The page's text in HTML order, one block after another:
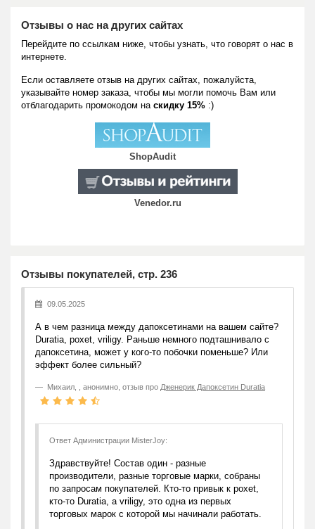
Отзывы о нас на других сайтах
Перейдите по ссылкам ниже, чтобы узнать, что говорят о нас в
интернете.
Если оставляете отзыв на других сайтах, пожалуйста,
указывайте номер заказа, чтобы мы могли помочь Вам или
отблагодарить промокодом на скидку 15% :)
ShopAudit
Venedor.ru
Отзывы покупателей, стр. 236
09.05.2025
А в чем разница между дапоксетинами на вашем сайте?
Duratia, poxet, vriligy. Раньше немного подташнивало с
дапоксетина, может у кого-то побочки поменьше? Или
эффект более сильный?
Михаил , анонимно, отзыв про Дженерик Дапоксетин Duratia
Ответ Администрации MisterJoy:
Здравствуйте! Состав один - разные
производители, разные торговые марки, собраны
по запросам покупателей. Кто-то привык к poxet,
кто-то Duratia, а vriligy, это одна из первых
торговых марок с которой мы начинали работать.